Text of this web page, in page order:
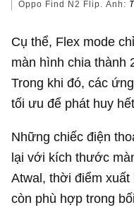
Oppo Find N2 Flip. Ảnh:
Cụ thể, Flex mode
màn hình chia thành
Trong khi đó, các
tối ưu để phát huy
Những chiếc điện
lại với kích thước
Atwal, thời điểm xuất
còn phù hợp trong